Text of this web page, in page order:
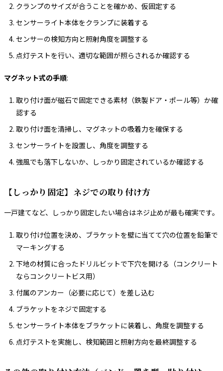
クランプのサイズが合うことを確かめ、仮固定する
センサーライト本体をクランプに装着する
センサーの検知方向と照射角度を調整する
点灯テストを行い、適切な範囲が照らされるか確認する
マグネット式の手順:
取り付け面が磁石で固定できる素材（鉄製ドア・ポール等）か確
認する
取り付け面を清掃し、マグネットの吸着力を確保する
センサーライトを設置し、角度を調整する
強風でも落下しないか、しっかり固定されているか確認する
【しっかり固定】ネジでの取り付け方
一戸建てなど、しっかり固定したい場合はネジ止めが最も確実です。
取り付け位置を決め、ブラケットを壁に当てて穴の位置を鉛筆で
マーキングする
下地の材質に合ったドリルビットで下穴を開ける（コンクリート
ならコンクリートビス用）
付属のアンカー（必要に応じて）を差し込む
ブラケットをネジで固定する
センサーライト本体をブラケットに装着し、角度を調整する
点灯テストを実施し、検知範囲と照射方向を最終調整する